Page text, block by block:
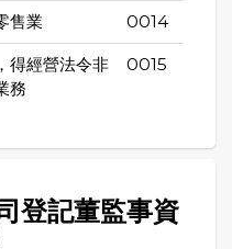
售業 0014
得經營法令非
務
0015
登記董監事資